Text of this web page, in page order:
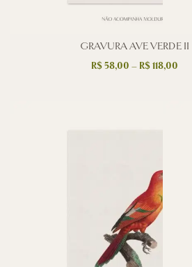
GRAVURA AVE VERDE II
R$58,00 – R$118,00